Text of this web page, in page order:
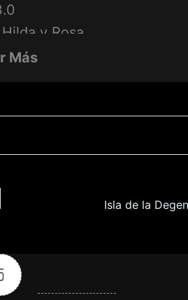
y Rosa
mucho más sencillo
Más
Isla de la